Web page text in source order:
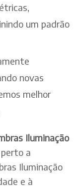
um padrão
novas
melhor
Iluminação
a
Iluminação
e à